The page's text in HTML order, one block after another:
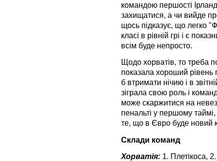
командою першості
захищатися, а чи вийде
щось підказує, що легко
класі в рівній грі і є
всім буде непросто.
Щодо хорватів, то треба
показала хороший рівень
б втримати нічию і в
зіграла свою роль і
може скаржитися на
пенальті у першому
те, що в Євро буде новий
Склади команд
Хорватія: 1. Плетікоса,